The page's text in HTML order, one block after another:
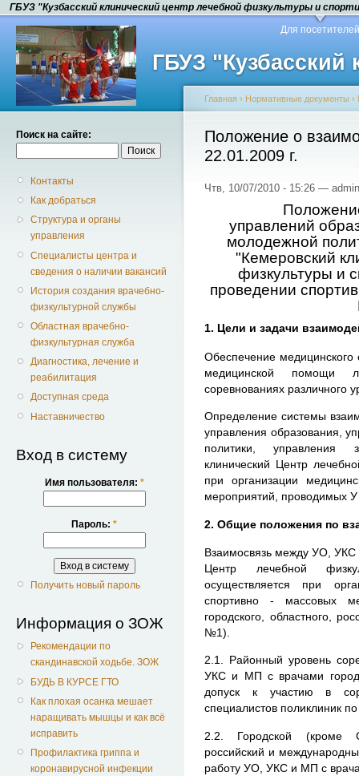
ГБУЗ "Кузбасский клинический центр лечебной физкультуры и
ГБУЗ
Для посетителей
Поиск на сайте:
Контакты
Как добраться
Структура и органы
управления
Специалисты центра и
сведения о наличии вакансий
История создания врачебно-
физкультурной службы
Областная врачебно-
физкультурная служба
Диагностика, лечение и
реабилитация
Доступная среда
Наставничество
Вход в систему
Имя пользователя: *
Пароль: *
Получить новый пароль
Информация о ЗОЖ
Рекомендации по
скандинавской ходьбе. ЗОЖ
БУДЬ В КУРСЕ ГТО
Как плохая осанка мешает
наращивать мышцы и как всё
исправить
Профилактика гриппа и
коронавирусной инфекции
Главная › Нормативные документы ›
Положение о
22.01.2009 г.
Чтв, 10/07/2010 - 15:26 —
управлений
молодежной
"Кемеровский
физкультуры и
проведении
1. Цели и задачи
Обеспечение медицинского
медицинской помощи
соревнованиях различного
Определение системы
управления образования,
политики, управления
клинический Центр
при организации
мероприятий, проводимых
2. Общие положения по
Взаимосвязь между УО,
Центр лечебной
осуществляется при
спортивно - массовых
городского, областного,
№1).
2.1. Районный уровень
УКС и МП с врачами
допуск к участию в
специалистов поликлиник
2.2. Городской (кроме
российский и
работу УО, УКС и МП с